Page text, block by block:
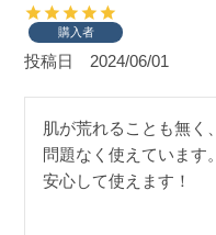
購入者
投稿日 2024/06/01
肌が荒れることも無く、
問題なく使えています。
安心して使えます！